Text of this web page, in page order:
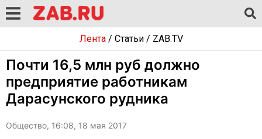
Лента/ Статьи/ ZAB.TV
Почти 16,5 млн руб должно
предприятие работникам
Дарасунского рудника
Общество, 16:08, 18 мая 2017